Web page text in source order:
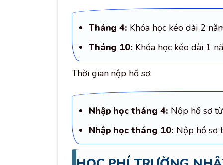
Tháng 4: Khóa học kéo dài 2
Tháng 10: Khóa học kéo dài 1
Thời gian nộp hồ sơ:
Nhập học tháng 4: Nộp hồ sơ
Nhập học tháng 10: Nộp hồ sơ